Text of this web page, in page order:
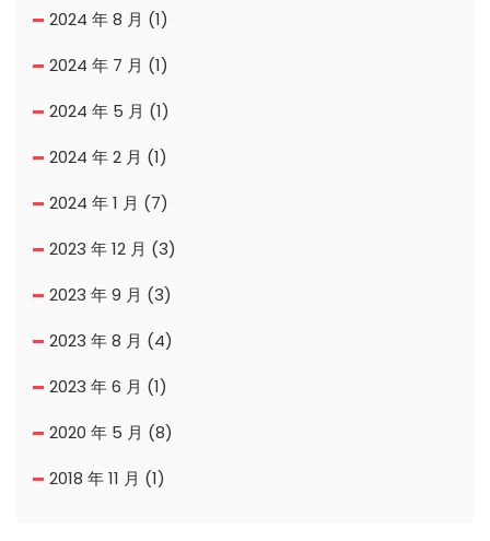
2024 年 8 月 (1)
2024 年 7 月 (1)
2024 年 5 月 (1)
2024 年 2 月 (1)
2024 年 1 月 (7)
2023 年 12 月 (3)
2023 年 9 月 (3)
2023 年 8 月 (4)
2023 年 6 月 (1)
2020 年 5 月 (8)
2018 年 11 月 (1)